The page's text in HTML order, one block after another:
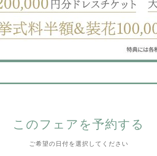
このフェアを予約する
ご希望の日付を選択してください